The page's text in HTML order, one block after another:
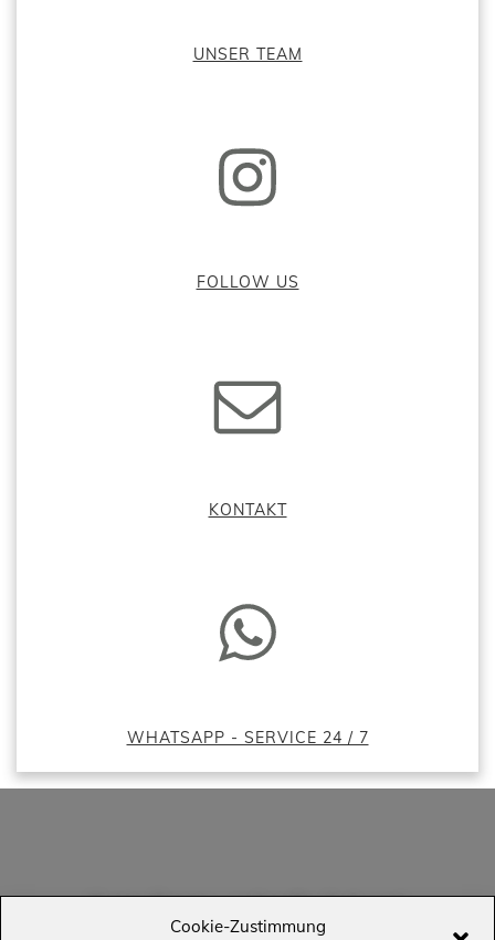
Cookie-Zustimmung
UNSER TEAM
FOLLOW US
KONTAKT
WHATSAPP - SERVICE 24 / 7
Kurze Frage - schnelle Antwort